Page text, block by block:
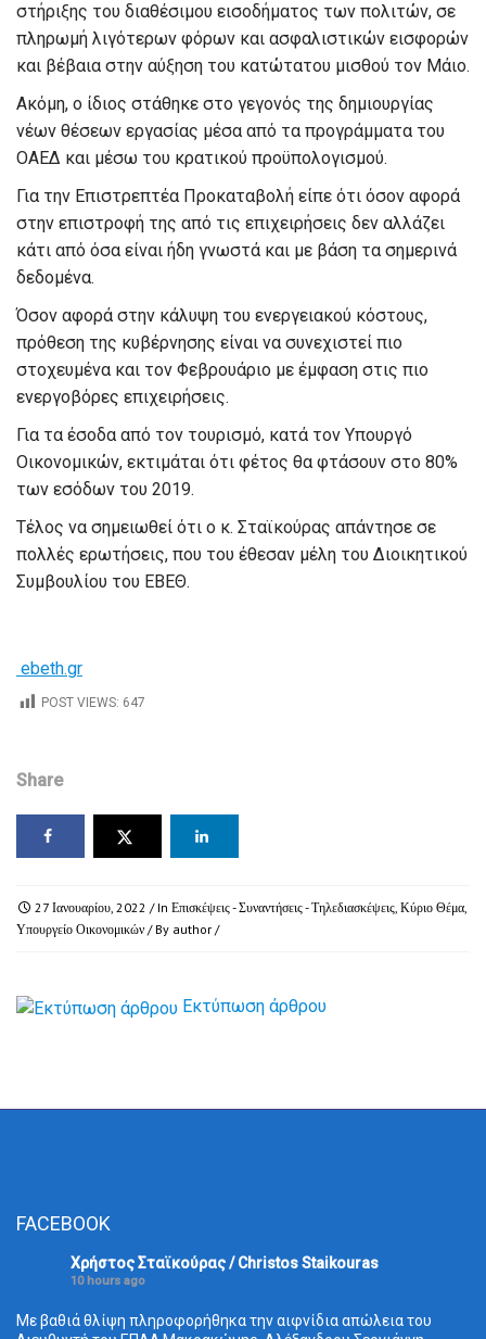
στήριξης του διαθέσιμου εισοδήματος των πολιτών, σε
πληρωμή λιγότερων φόρων και ασφαλιστικών εισφορών
και βέβαια στην αύξηση του κατώτατου μισθού τον Μάιο.
Ακόμη, ο ίδιος στάθηκε στο γεγονός της δημιουργίας
νέων θέσεων εργασίας μέσα από τα προγράμματα του
ΟΑΕΔ και μέσω του κρατικού προϋπολογισμού.
Για την Επιστρεπτέα Προκαταβολή είπε ότι όσον αφορά
στην επιστροφή της από τις επιχειρήσεις δεν αλλάζει
κάτι από όσα είναι ήδη γνωστά και με βάση τα σημερινά
δεδομένα.
Όσον αφορά στην κάλυψη του ενεργειακού κόστους,
πρόθεση της κυβέρνησης είναι να συνεχιστεί πιο
στοχευμένα και τον Φεβρουάριο με έμφαση στις πιο
ενεργοβόρες επιχειρήσεις.
Για τα έσοδα από τον τουρισμό, κατά τον Υπουργό
Οικονομικών, εκτιμάται ότι φέτος θα φτάσουν στο 80%
των εσόδων του 2019.
Τέλος να σημειωθεί ότι ο κ. Σταϊκούρας απάντησε σε
πολλές ερωτήσεις, που του έθεσαν μέλη του Διοικητικού
Συμβουλίου του ΕΒΕΘ.
ebeth.gr
POST VIEWS: 647
Share
27 Ιανουαρίου, 2022 / In Επισκέψεις - Συναντήσεις - Τηλεδιασκέψεις, Κύριο Θέμα,
Υπουργείο Οικονομικών / By author /
Εκτύπωση άρθρου
FACEBOOK
Χρήστος Σταϊκούρας / Christos Staikouras
10 hours ago
Με βαθιά θλίψη πληροφορήθηκα την αιφνίδια απώλεια του